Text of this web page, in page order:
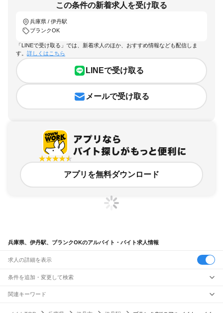
この条件の新着求人を受け取る
兵庫県 / 伊丹駅
ブランクOK
「LINEで受け取る」では、新着求人のほか、おすすめ情報なども配信しま
す。 詳しくはこちら
LINEで受け取る
メールで受け取る
アプリを無料ダウンロード
兵庫県、伊丹駅、ブランクOKのアルバイト・バイト求人情報
求人の詳細を表示
条件を追加・変更して検索
市区町村を追加・変更
駅を追加・変更
関連キーワード